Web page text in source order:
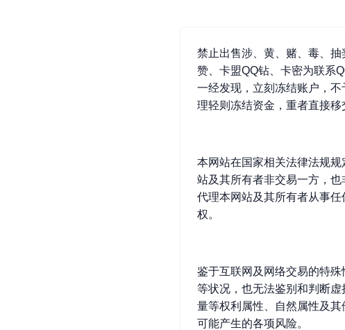
禁止出售涉、黄、赌、毒、
赞、卡盟QQ钻、卡密为联系
一经发现，立刻冻结账户，
理轻则冻结资金，重者直接移
本网站在国家相关法律法规
站及其所有者非交易一方，
代理本网站及其所有者从事
权。
鉴于互联网及网络交易的特
等状况，也无法鉴别和判断
量等权利属性、自然属性及
可能产生的各项风险。